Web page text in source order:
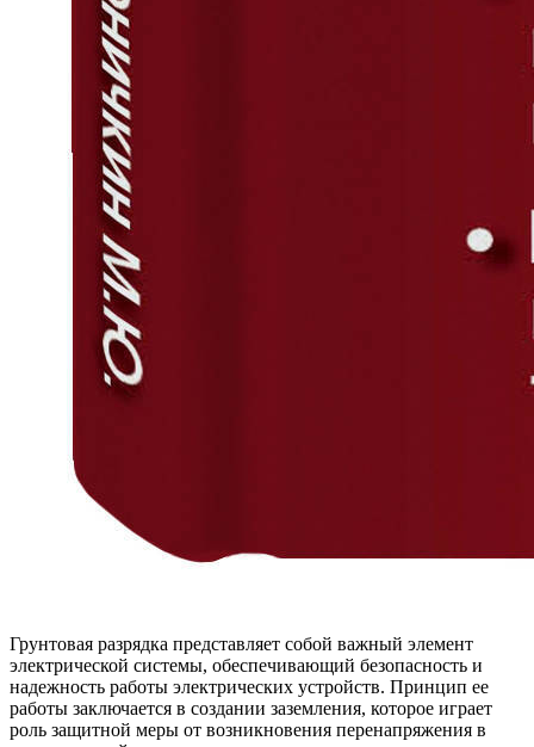
Грунтовая разрядка представляет собой важный элемент
электрической системы, обеспечивающий безопасность и
надежность работы электрических устройств. Принцип ее
работы заключается в создании заземления, которое играет
роль защитной меры от возникновения перенапряжения в